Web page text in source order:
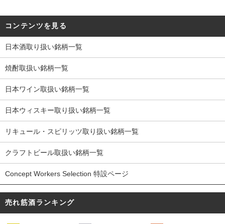
コンテンツを見る
日本酒取り扱い銘柄一覧
焼酎取扱い銘柄一覧
日本ワイン取扱い銘柄一覧
日本ウィスキー取り扱い銘柄一覧
リキュール・スピリッツ取り扱い銘柄一覧
クラフトビール取扱い銘柄一覧
Concept Workers Selection 特設ページ
売れ筋酒ランキング